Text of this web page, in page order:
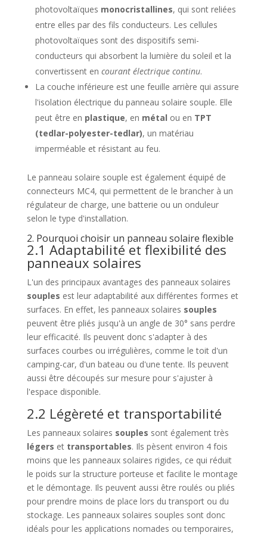
photovoltaïques monocristallines, qui sont reliées
entre elles par des fils conducteurs. Les cellules
photovoltaïques sont des dispositifs semi-
conducteurs qui absorbent la lumière du soleil et la
convertissent en courant électrique continu.
La couche inférieure est une feuille arrière qui assure
l'isolation électrique du panneau solaire souple. Elle
peut être en plastique, en métal ou en TPT
(tedlar-polyester-tedlar), un matériau
imperméable et résistant au feu.
Le panneau solaire souple est également équipé de
connecteurs MC4, qui permettent de le brancher à un
régulateur de charge, une batterie ou un onduleur
selon le type d'installation.
2. Pourquoi choisir un panneau solaire flexible
2.1 Adaptabilité et flexibilité des
panneaux solaires
L'un des principaux avantages des panneaux solaires
souples est leur adaptabilité aux différentes formes et
surfaces. En effet, les panneaux solaires souples
peuvent être pliés jusqu'à un angle de 30° sans perdre
leur efficacité. Ils peuvent donc s'adapter à des
surfaces courbes ou irrégulières, comme le toit d'un
camping-car, d'un bateau ou d'une tente. Ils peuvent
aussi être découpés sur mesure pour s'ajuster à
l'espace disponible.
2.2 Légèreté et transportabilité
Les panneaux solaires souples sont également très
légers et transportables. Ils pèsent environ 4 fois
moins que les panneaux solaires rigides, ce qui réduit
le poids sur la structure porteuse et facilite le montage
et le démontage. Ils peuvent aussi être roulés ou pliés
pour prendre moins de place lors du transport ou du
stockage. Les panneaux solaires souples sont donc
idéals pour les applications nomades ou temporaires,